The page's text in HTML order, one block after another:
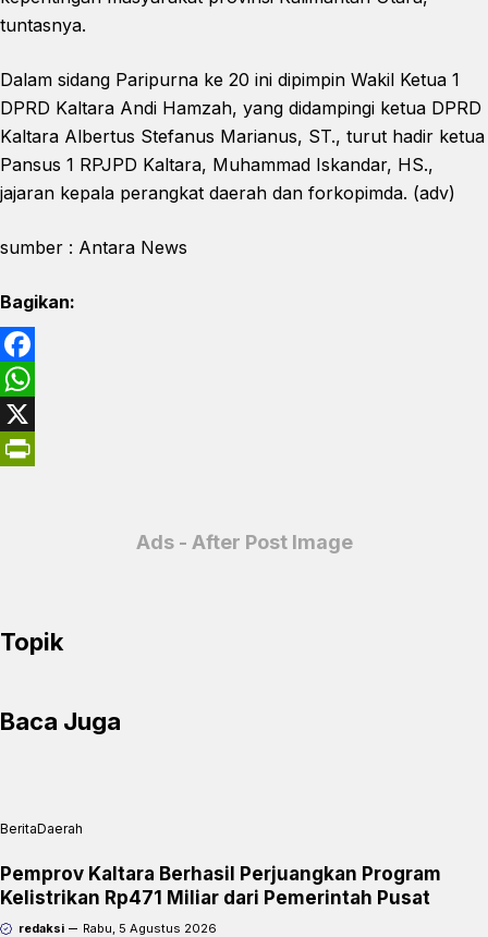
tuntasnya.
Dalam sidang Paripurna ke 20 ini dipimpin Wakil Ketua 1
DPRD Kaltara Andi Hamzah, yang didampingi ketua DPRD
Kaltara Albertus Stefanus Marianus, ST., turut hadir ketua
Pansus 1 RPJPD Kaltara, Muhammad Iskandar, HS.,
jajaran kepala perangkat daerah dan forkopimda. (adv)
sumber : Antara News
Bagikan:
F
a
c
W
h
X
i
d
l
y
Ads - After Post Image
Topik
Baca Juga
BeritaDaerah
Pemprov Kaltara Berhasil Perjuangkan Program
Kelistrikan Rp471 Miliar dari Pemerintah Pusat
redaksi Rabu, 5 Agustus 2026